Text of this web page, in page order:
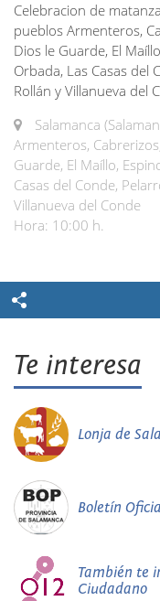
Celebracion de
pueblos Armenteros,
Dios le Guarde, El
Orbada, Las Casas del
Rollán y Villanueva del
Salamanca
Armenteros,
Guarde, El Maíllo,
Casas del Conde,
Villanueva del Conde
Hora: 10:00 h.
Te interesa
Lonja de
Boletín
También te
Ciudadano